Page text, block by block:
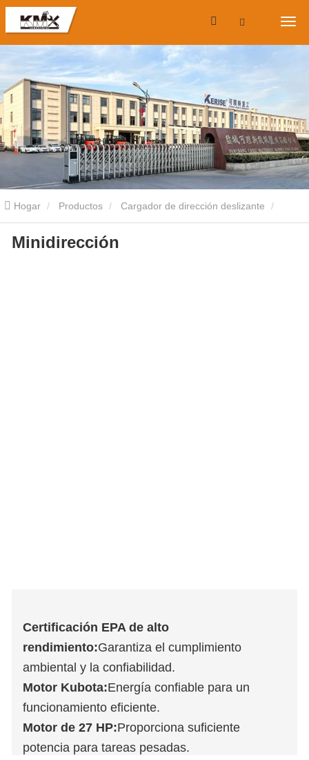
Hogar Productos Cargador de dirección deslizante
Cargadora compacta de orugas
Minidirección
Certificación EPA de alto
rendimiento:Garantiza el cumplimiento
ambiental y la confiabilidad.
Motor Kubota:Energía confiable para un
funcionamiento eficiente.
Motor de 27 HP:Proporciona suficiente
potencia para tareas pesadas.